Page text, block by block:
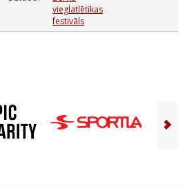
vieglatlētikas
festivāls